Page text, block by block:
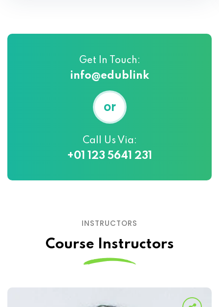
Get In Touch:
info@edublink
or
Call Us Via:
+01 123 5641 231
INSTRUCTORS
Course Instructors